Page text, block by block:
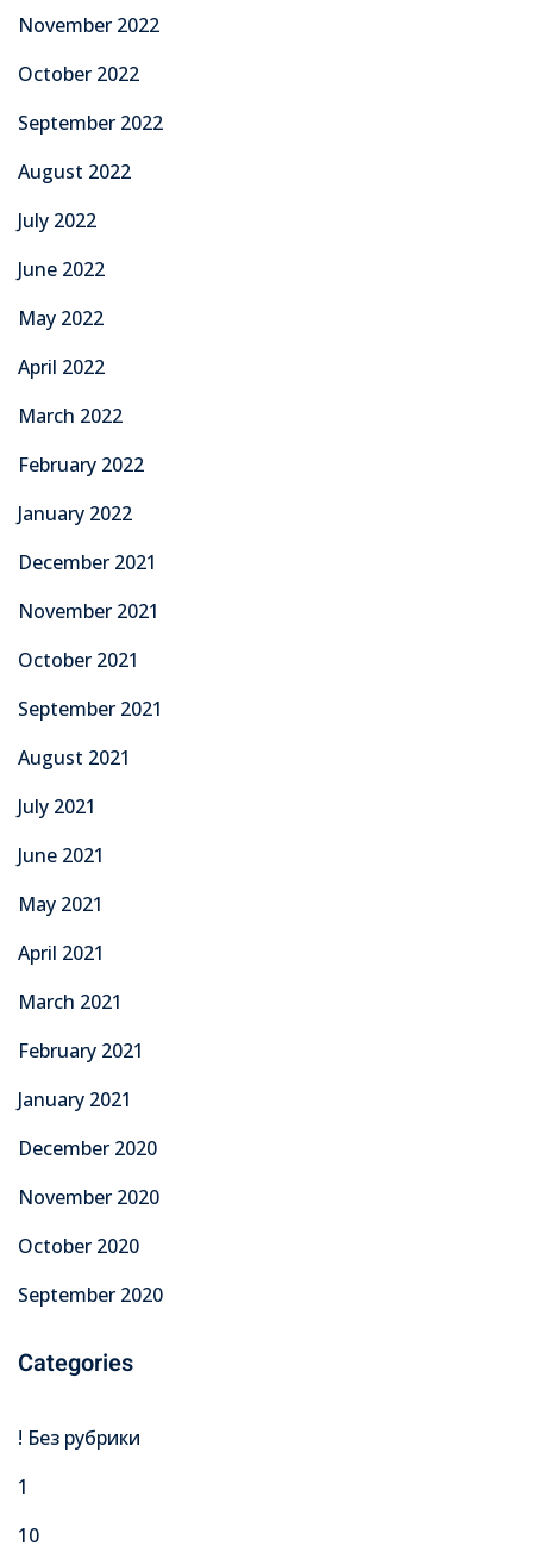
November 2022
October 2022
September 2022
August 2022
July 2022
June 2022
May 2022
April 2022
March 2022
February 2022
January 2022
December 2021
November 2021
October 2021
September 2021
August 2021
July 2021
June 2021
May 2021
April 2021
March 2021
February 2021
January 2021
December 2020
November 2020
October 2020
September 2020
Categories
! Без рубрики
1
10